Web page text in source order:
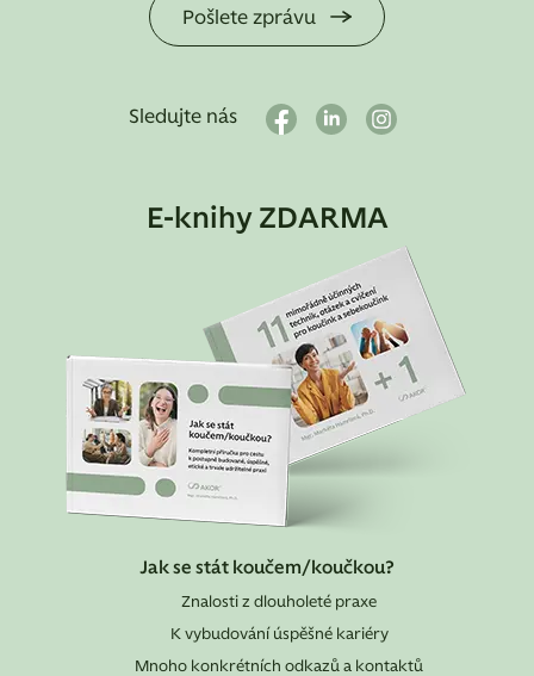
Pošlete zprávu
Sledujte nás
E-knihy ZDARMA
Jak se stát koučem/koučkou?
Znalosti z dlouholeté praxe
K vybudování úspěšné kariéry
Mnoho konkrétních odkazů a kontaktů